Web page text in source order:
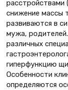
расстройствами
снижение массы
развиваются в
мужа,
различных
гиперфункцию
Особенности
определяются